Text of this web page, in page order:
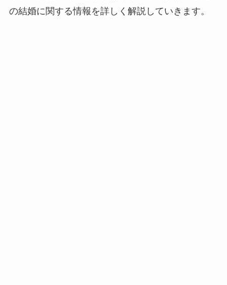
の結婚に関する情報を詳しく解説していきます。